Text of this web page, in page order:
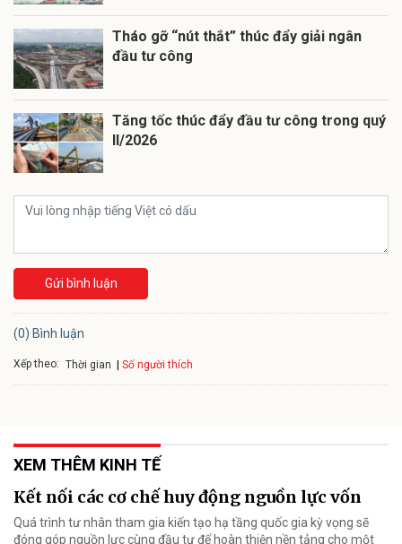
Tháo gỡ “nút thắt” thúc đẩy giải ngân
đầu tư công
Tăng tốc thúc đẩy đầu tư công trong quý
II/2026
Gửi bình luận
(0) Bình luận
Xếp theo: Thời gian Số người thích
XEM THÊM KINH TẾ
Kết nối các cơ chế huy động nguồn lực vốn
Quá trình tư nhân tham gia kiến tạo hạ tầng quốc gia kỳ vọng sẽ
đóng góp nguồn lực cùng đầu tư để hoàn thiện nền tảng cho một